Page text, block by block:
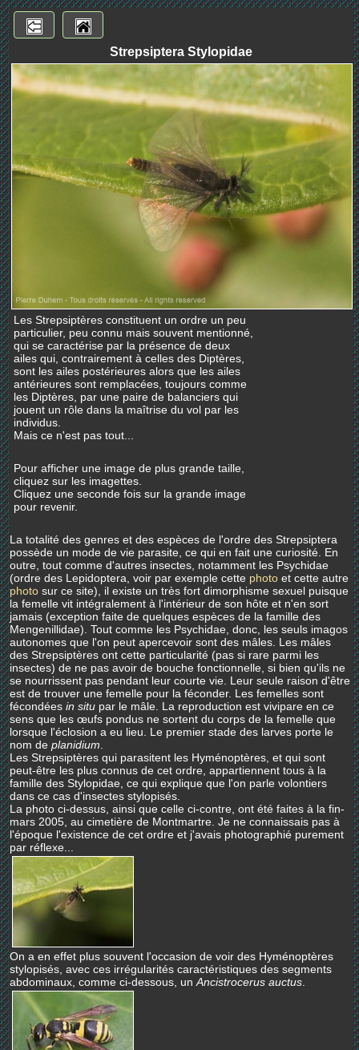
Strepsiptera Stylopidae
Les Strepsiptères constituent un ordre un peu
particulier, peu connu mais souvent mentionné,
qui se caractérise par la présence de deux
ailes qui, contrairement à celles des Diptères,
sont les ailes postérieures alors que les ailes
antérieures sont remplacées, toujours comme
les Diptères, par une paire de balanciers qui
jouent un rôle dans la maîtrise du vol par les
individus.
Mais ce n'est pas tout...
Pour afficher une image de plus grande taille,
cliquez sur les imagettes.
Cliquez une seconde fois sur la grande image
pour revenir.
La totalité des genres et des espèces de l'ordre des Strepsiptera
possède un mode de vie parasite, ce qui en fait une curiosité. En
outre, tout comme d'autres insectes, notamment les Psychidae
(ordre des Lepidoptera, voir par exemple cette photo et cette autre
photo sur ce site), il existe un très fort dimorphisme sexuel puisque
la femelle vit intégralement à l'intérieur de son hôte et n'en sort
jamais (exception faite de quelques espèces de la famille des
Mengenillidae). Tout comme les Psychidae, donc, les seuls imagos
autonomes que l'on peut apercevoir sont des mâles. Les mâles
des Strepsiptères ont cette particularité (pas si rare parmi les
insectes) de ne pas avoir de bouche fonctionnelle, si bien qu'ils ne
se nourrissent pas pendant leur courte vie. Leur seule raison d'être
est de trouver une femelle pour la féconder. Les femelles sont
fécondées in situ par le mâle. La reproduction est vivipare en ce
sens que les œufs pondus ne sortent du corps de la femelle que
lorsque l'éclosion a eu lieu. Le premier stade des larves porte le
nom de planidium
Les Strepsiptères qui parasitent les Hyménoptères, et qui sont
peut-être les plus connus de cet ordre, appartiennent tous à la
famille des Stylopidae, ce qui explique que l'on parle volontiers
dans ce cas d'insectes stylopisés.
La photo ci-dessus, ainsi que celle ci-contre, ont été faites à la fin-
mars 2005, au cimetière de Montmartre. Je ne connaissais pas à
l'époque l'existence de cet ordre et j'avais photographié purement
par réflexe...
On a en effet plus souvent l'occasion de voir des Hyménoptères
stylopisés, avec ces irrégularités caractéristiques des segments
abdominaux, comme ci-dessous, un Ancistrocerus auctus